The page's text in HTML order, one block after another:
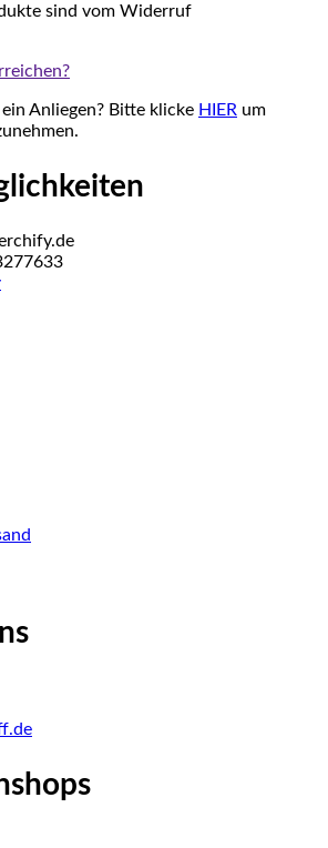
sind vom Widerruf
Anliegen? Bitte klicke HIER um